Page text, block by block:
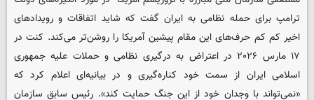
ترامپ برای حمله نظامی به ایران گفت که شاید اتفاقات و رویدادهای
اخیر کم کم حرف‌های این مقام پیشین آمریکا را روشن‌تر می‌کند. کنت در
۱۷ مارس ۲۰۲۶ در اعتراض به درگیری نظامی و حملات علیه جمهوری
اسلامی ایران از سمت خود کناره‌گیری و در بیانیه‌ای اعلام کرد که
«نمی‌تواند با وجدان خود از این جنگ حمایت کند». رئیس سابق سازمان